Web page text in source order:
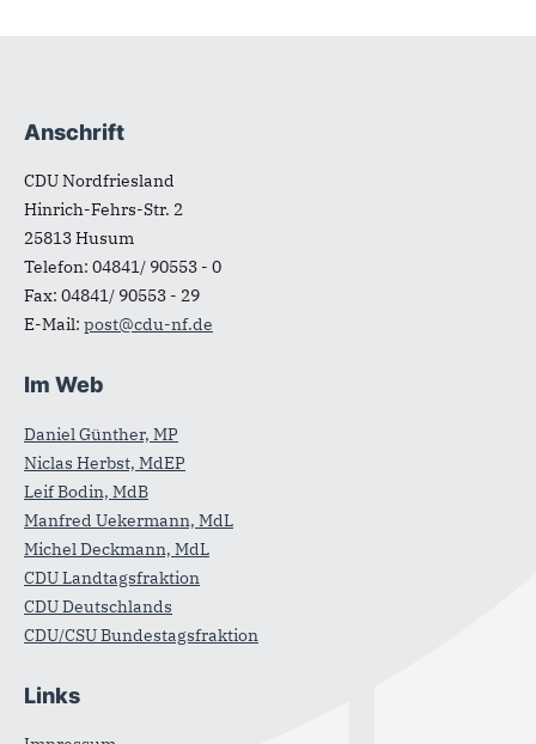
Fußbereich
Anschrift
CDU Nordfriesland
Hinrich-Fehrs-Str. 2
25813Husum
Telefon: 04841/ 90553 - 0
Fax: 04841/ 90553 - 29
E-Mail: post@cdu-nf.de
Im Web
Daniel Günther, MP
Niclas Herbst, MdEP
Leif Bodin, MdB
Manfred Uekermann, MdL
Michel Deckmann, MdL
CDU Landtagsfraktion
CDU Deutschlands
CDU/CSU Bundestagsfraktion
Links